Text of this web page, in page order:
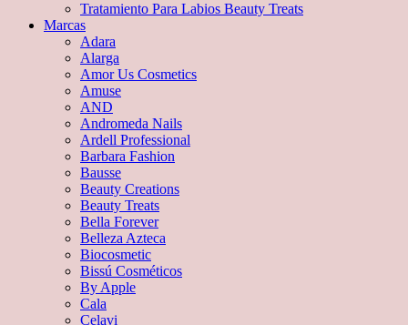
Tratamiento Para Labios Beauty Treats
Marcas
Adara
Alarga
Amor Us Cosmetics
Amuse
AND
Andromeda Nails
Ardell Professional
Barbara Fashion
Bausse
Beauty Creations
Beauty Treats
Bella Forever
Belleza Azteca
Biocosmetic
Bissú Cosméticos
By Apple
Cala
Celavi